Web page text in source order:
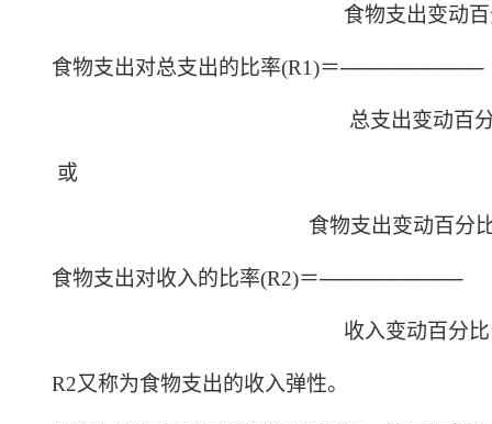
食物支出变动百分
食物支出对总支出的比率(R1)＝──────────
总支出变动百分
或
食物支出变动百分
食物支出对收入的比率(R2)＝──────────
收入变动百分
R2又称为食物支出的收入弹性。